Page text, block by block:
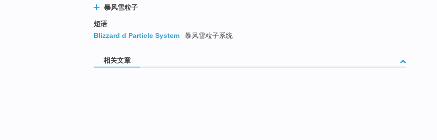
暴风雪粒子
短语
Blizzard d Particle System
暴风雪粒子系统
相关文章